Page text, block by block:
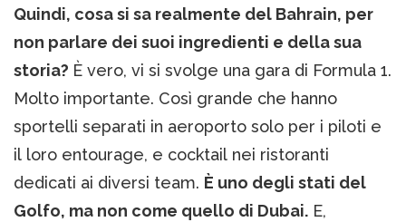
Quindi, cosa si sa realmente del Bahrain, per
non parlare dei suoi ingredienti e della sua
storia? È vero, vi si svolge una gara di Formula 1.
Molto importante. Così grande che hanno
sportelli separati in aeroporto solo per i piloti e
il loro entourage, e cocktail nei ristoranti
dedicati ai diversi team. È uno degli stati del
Golfo, ma non come quello di Dubai. E,